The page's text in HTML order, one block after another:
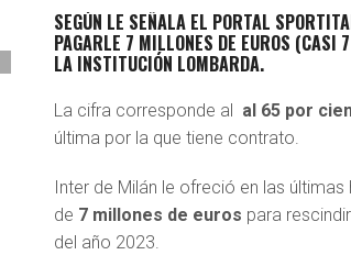
SEGÚN LE SEÑALA EL PORTAL
PAGARLE 7 MILLONES DE EUROS (CASI
LA INSTITUCIÓN LOMBARDA.
La cifra corresponde al al 65 por
última por la que tiene contrato.
Inter de Milán le ofreció en las
de 7 millones de euros para
del año 2023.